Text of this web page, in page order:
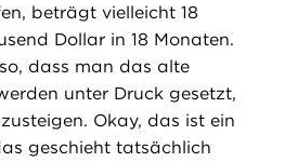
beträgt vielleicht 18
Dollar in 18 Monaten.
dass man das alte
unter Druck gesetzt,
Okay, das ist ein
geschieht tatsächlich